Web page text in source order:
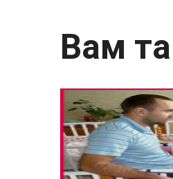
Вам